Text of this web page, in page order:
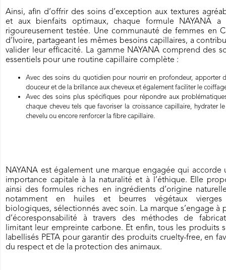
Ainsi, afin d’offrir des soins d’exception aux textures
et aux bienfaits optimaux, chaque formule NAYANA a
rigoureusement testée. Une communauté de femmes en
d’Ivoire, partageant les mêmes besoins capillaires, a
valider leur efficacité. La gamme NAYANA comprend des
essentiels pour une routine capillaire complète :
Avec des soins du quotidien pour nourrir en profondeur, apporter
douceur et de la brillance aux cheveux et également faciliter le
Avec des soins plus spécifiques pour répondre aux
chaque cheveu tels que favoriser la croissance capillaire, hydrater
chevelu ou encore renforcer la fibre capillaire.
NAYANA est également une marque engagée qui accorde
importance capitale à la naturalité et à l’éthique. Elle
ainsi des formules riches en ingrédients d’origine
notamment en huiles et beurres végétaux
biologiques, sélectionnés avec soin. La marque s’engage à
d’écoresponsabilité à travers des méthodes de
limitant leur empreinte carbone. Et enfin, tous les produits
labellisés PETA pour garantir des produits cruelty-free, en
du respect et de la protection des animaux.